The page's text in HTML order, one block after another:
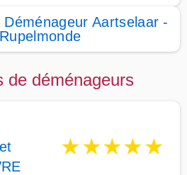
Aartselaar -
de déménageurs
★★★★★